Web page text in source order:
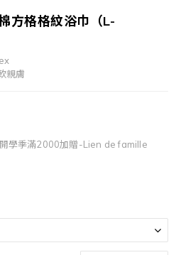
方格格紋浴巾（L-
親膚
學季滿2000加贈-Lien de famille